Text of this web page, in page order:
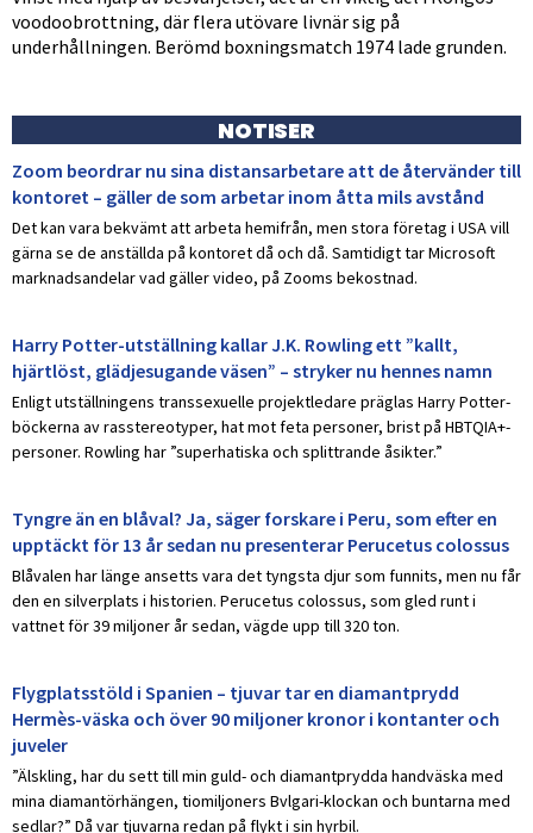
voodoobrottning, där flera utövare livnär sig på
underhållningen. Berömd boxningsmatch 1974 lade grunden.
NOTISER
Zoom beordrar nu sina distansarbetare att de återvänder till
kontoret – gäller de som arbetar inom åtta mils avstånd
Det kan vara bekvämt att arbeta hemifrån, men stora företag i USA vill
gärna se de anställda på kontoret då och då. Samtidigt tar Microsoft
marknadsandelar vad gäller video, på Zooms bekostnad.
Harry Potter-utställning kallar J.K. Rowling ett ”kallt,
hjärtlöst, glädjesugande väsen” – stryker nu hennes namn
Enligt utställningens transsexuelle projektledare präglas Harry Potter-
böckerna av rasstereotyper, hat mot feta personer, brist på HBTQIA+-
personer. Rowling har ”superhatiska och splittrande åsikter.”
Tyngre än en blåval? Ja, säger forskare i Peru, som efter en
upptäckt för 13 år sedan nu presenterar Perucetus colossus
Blåvalen har länge ansetts vara det tyngsta djur som funnits, men nu får
den en silverplats i historien. Perucetus colossus, som gled runt i
vattnet för 39 miljoner år sedan, vägde upp till 320 ton.
Flygplatsstöld i Spanien – tjuvar tar en diamantprydd
Hermès-väska och över 90 miljoner kronor i kontanter och
juveler
”Älskling, har du sett till min guld- och diamantprydda handväska med
mina diamantörhängen, tiomiljoners Bvlgari-klockan och buntarna med
sedlar?” Då var tjuvarna redan på flykt i sin hyrbil.